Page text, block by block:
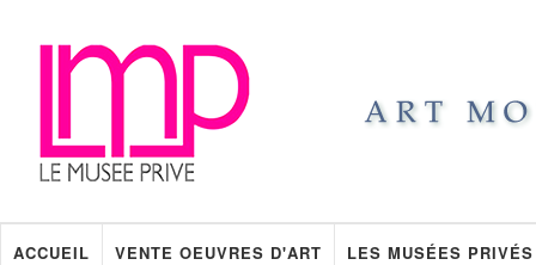
ACCUEIL VENTE OEUVRES D'ART LES MUSÉES PRIVÉS